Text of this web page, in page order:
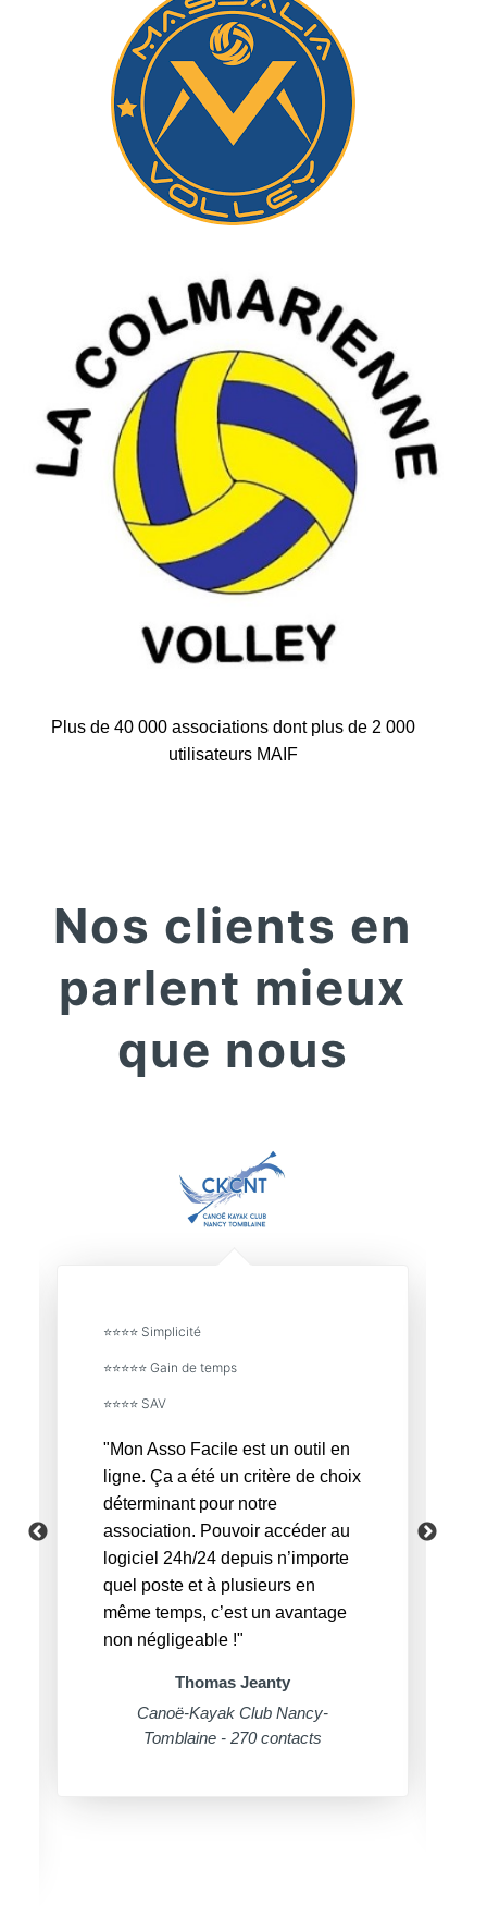
Plus de 40 000 associations dont plus de 2 000
utilisateurs MAIF
Nos clients en
parlent mieux
que nous
⭐⭐⭐⭐ Simplicité
⭐⭐⭐⭐⭐ Gain de temps
⭐⭐⭐⭐ SAV
"Mon Asso Facile est un outil en
ligne. Ça a été un critère de choix
déterminant pour notre
association. Pouvoir accéder au
logiciel 24h/24 depuis n’importe
quel poste et à plusieurs en
même temps, c’est un avantage
non négligeable !"
Thomas Jeanty
Canoë-Kayak Club Nancy-
Tomblaine - 270 contacts